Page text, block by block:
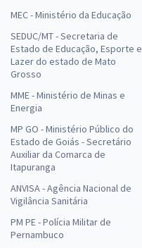
MEC - Ministério da Educação
SEDUC/MT - Secretaria de
Estado de Educação, Esporte e
Lazer do estado de Mato
Grosso
MME - Ministério de Minas e
Energia
MP GO - Ministério Público do
Estado de Goiás - Secretário
Auxiliar da Comarca de
Itapuranga
ANVISA - Agência Nacional de
Vigilância Sanitária
PM PE - Polícia Militar de
Pernambuco